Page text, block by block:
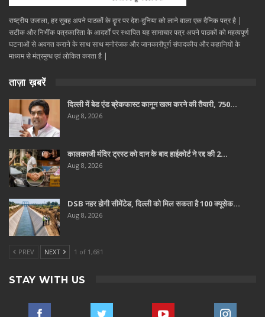
राष्ट्रीय उजाला, हर सुबह अपने पाठकों के दॄार पर देश-दुनिया को लाने वाला एक दैनिक पत्र है |
सटीक और निभींक पत्रकारिता के आदर्शों पर स्थापित यह सामाचार पत्र अपने पाठकों को महत्वपूर्ण
घटनाओं से अवगत कराने के साथ साथ मनोरंजक और जानकारीपूर्ण संपादकीय और कहानियों के
माध्यम से मंत्रमुग्ध एवं लोकित करता है |
ताज़ा ख़बरें
दिल्ली में बेड एंड ब्रेकफास्ट कानून खत्म करने की तैयारी, 750…
Aug 8, 2026
कालकाजी मंदिर ट्रस्ट को दान के बाद हाईकोर्ट ने रद्द की 2…
Aug 8, 2026
DSB नहर होगी सीमेंटेड, दिल्ली को मिल सकता है 100 क्यूसेक…
Aug 8, 2026
PREV NEXT 1 of 1,681
STAY WITH US